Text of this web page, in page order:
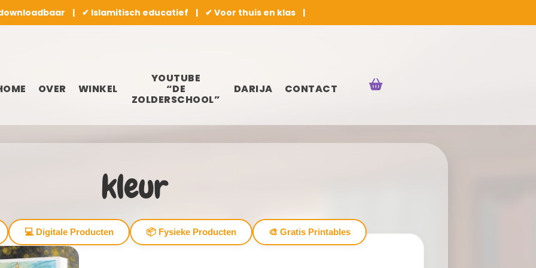
| ✔ Islamitisch educatief | ✔ Voor thuis en klas |
OVER WINKEL
YOUTUBE
“DE
ZOLDERSCHOOL”
DARIJA CONTACT
kleur
💻 Digitale Producten 📦 Fysieke Producten 🎨 Gratis Printables